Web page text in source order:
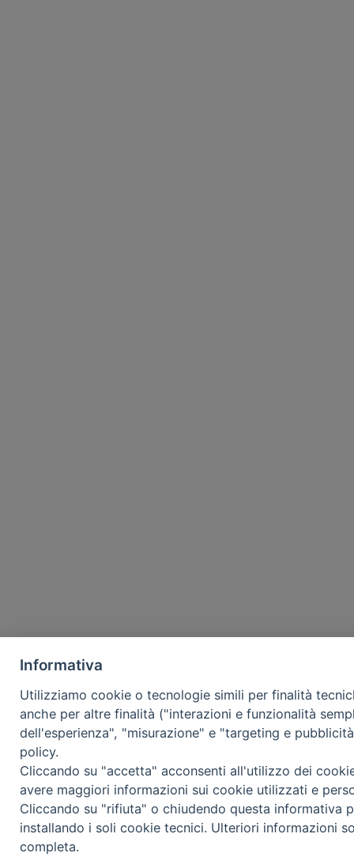
Informativa
Utilizziamo cookie o tecnologie simili per finalità
anche per altre finalità ("interazioni e funzionalità
dell'esperienza", "misurazione" e "targeting e
policy.
Cliccando su "accetta" acconsenti all'utilizzo dei
avere maggiori informazioni sui cookie utilizzati e
Cliccando su "rifiuta" o chiudendo questa informativa
installando i soli cookie tecnici. Ulteriori informazioni
completa.